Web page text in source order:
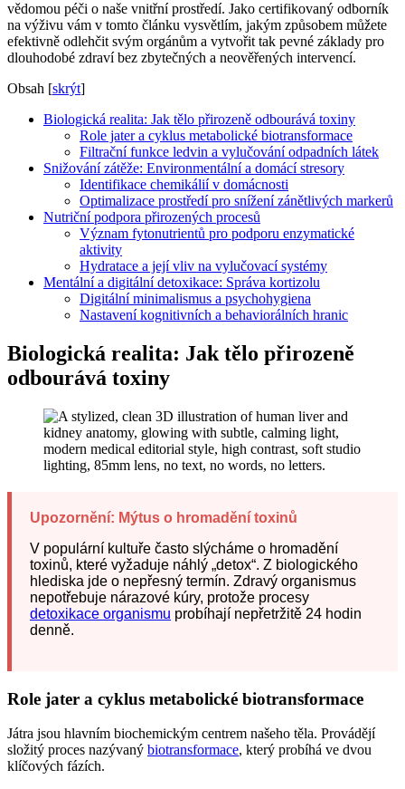
vědomou péči o naše vnitřní prostředí. Jako certifikovaný odborník
na výživu vám v tomto článku vysvětlím, jakým způsobem můžete
efektivně odlehčit svým orgánům a vytvořit tak pevné základy pro
dlouhodobé zdraví bez zbytečných a neověřených intervencí.
Obsah [skrýt]
Biologická realita: Jak tělo přirozeně odbourává toxiny
Role jater a cyklus metabolické biotransformace
Filtrační funkce ledvin a vylučování odpadních látek
Snižování zátěže: Environmentální a domácí stresory
Identifikace chemikálií v domácnosti
Optimalizace prostředí pro snížení zánětlivých markerů
Nutriční podpora přirozených procesů
Význam fytonutrientů pro podporu enzymatické
aktivity
Hydratace a její vliv na vylučovací systémy
Mentální a digitální detoxikace: Správa kortizolu
Digitální minimalismus a psychohygiena
Nastavení kognitivních a behaviorálních hranic
Biologická realita: Jak tělo přirozeně
odbourává toxiny
Upozornění: Mýtus o hromadění toxinů
V populární kultuře často slýcháme o hromadění
toxinů, které vyžaduje náhlý „detox“. Z biologického
hlediska jde o nepřesný termín. Zdravý organismus
nepotřebuje nárazové kúry, protože procesy
detoxikace organismu probíhají nepřetržitě 24 hodin
denně.
Role jater a cyklus metabolické biotransformace
Játra jsou hlavním biochemickým centrem našeho těla. Provádějí
složitý proces nazývaný biotransformace, který probíhá ve dvou
klíčových fázích.